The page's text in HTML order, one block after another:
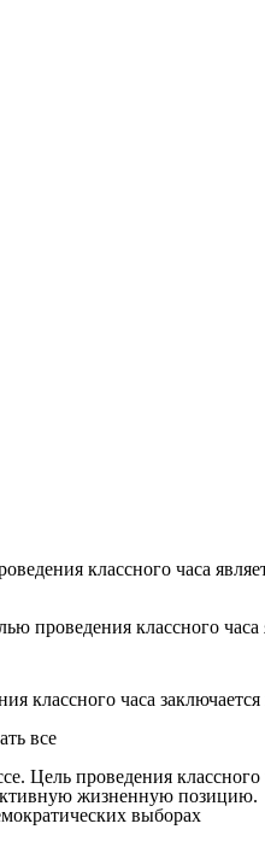
классного часа
проведения классного
классного часа
Цель проведения классного
жизненную позицию.